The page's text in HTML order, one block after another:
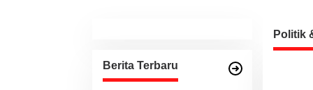
Berita Terbaru
Politik